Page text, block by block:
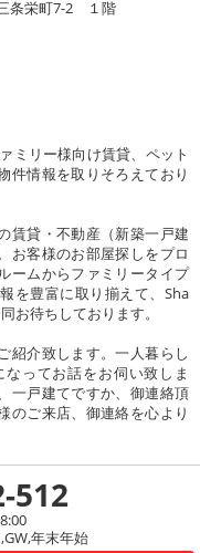
条栄町7-2 １階
ミリー様向け賃貸、ペット
件情報を取りそろえており
賃貸・不動産（新築一戸建
お客様のお部屋探しをプロ
ームからファミリータイプ
を豊富に取り揃えて、Sha
お待ちしております。
紹介致します。一人暮らし
ってお話をお伺い致しま
一戸建てですか、御連絡頂
のご来店、御連絡を心より
512
年末年始